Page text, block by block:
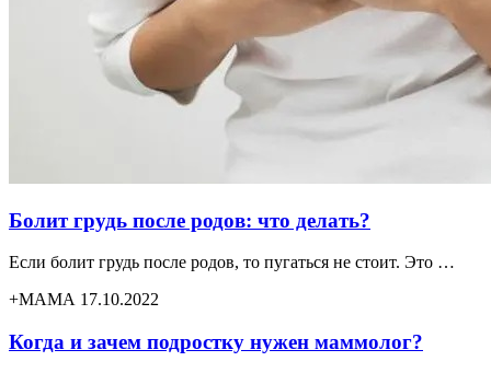
Болит грудь после родов: что делать?
Если болит грудь после родов, то пугаться не стоит. Это …
+МАМА 17.10.2022
Когда и зачем подростку нужен маммолог?